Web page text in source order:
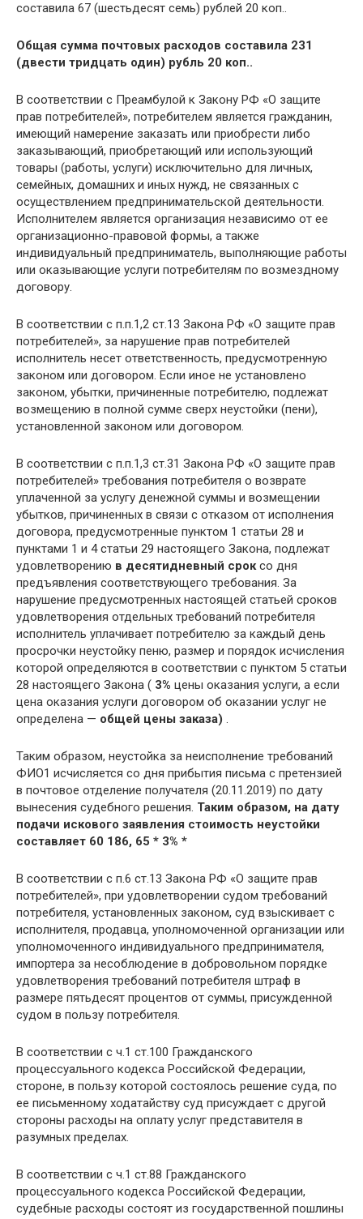
составила 67 (шестьдесят семь) рублей 20 коп..
Общая сумма почтовых расходов составила 231
(двести тридцать один) рубль 20 коп..
В соответствии с Преамбулой к Закону РФ «О защите
прав потребителей», потребителем является гражданин,
имеющий намерение заказать или приобрести либо
заказывающий, приобретающий или использующий
товары (работы, услуги) исключительно для личных,
семейных, домашних и иных нужд, не связанных с
осуществлением предпринимательской деятельности.
Исполнителем является организация независимо от ее
организационно-правовой формы, а также
индивидуальный предприниматель, выполняющие работы
или оказывающие услуги потребителям по возмездному
договору.
В соответствии с п.п.1,2 ст.13 Закона РФ «О защите прав
потребителей», за нарушение прав потребителей
исполнитель несет ответственность, предусмотренную
законом или договором. Если иное не установлено
законом, убытки, причиненные потребителю, подлежат
возмещению в полной сумме сверх неустойки (пени),
установленной законом или договором.
В соответствии с п.п.1,3 ст.31 Закона РФ «О защите прав
потребителей» требования потребителя о возврате
уплаченной за услугу денежной суммы и возмещении
убытков, причиненных в связи с отказом от исполнения
договора, предусмотренные пунктом 1 статьи 28 и
пунктами 1 и 4 статьи 29 настоящего Закона, подлежат
удовлетворению в десятидневный сроксо дня
предъявления соответствующего требования. За
нарушение предусмотренных настоящей статьей сроков
удовлетворения отдельных требований потребителя
исполнитель уплачивает потребителю за каждый день
просрочки неустойку пеню, размер и порядок исчисления
которой определяются в соответствии с пунктом 5 статьи
28 настоящего Закона ( 3% цены оказания услуги, а если
цена оказания услуги договором об оказании услуг не
определена — общей цены заказа) .
Таким образом, неустойка за неисполнение требований
ФИО1 исчисляется со дня прибытия письма с претензией
в почтовое отделение получателя (20.11.2019) по дату
вынесения судебного решения. Таким образом, на дату
подачи искового заявления стоимость неустойки
составляет 60 186, 65 * 3% *
В соответствии с п.6 ст.13 Закона РФ «О защите прав
потребителей», при удовлетворении судом требований
потребителя, установленных законом, суд взыскивает с
исполнителя, продавца, уполномоченной организации или
уполномоченного индивидуального предпринимателя,
импортера за несоблюдение в добровольном порядке
удовлетворения требований потребителя штраф в
размере пятьдесят процентов от суммы, присужденной
судом в пользу потребителя.
В соответствии с ч.1 ст.100 Гражданского
процессуального кодекса Российской Федерации,
стороне, в пользу которой состоялось решение суда, по
ее письменному ходатайству суд присуждает с другой
стороны расходы на оплату услуг представителя в
разумных пределах.
В соответствии с ч.1 ст.88 Гражданского
процессуального кодекса Российской Федерации,
судебные расходы состоят из государственной пошлины